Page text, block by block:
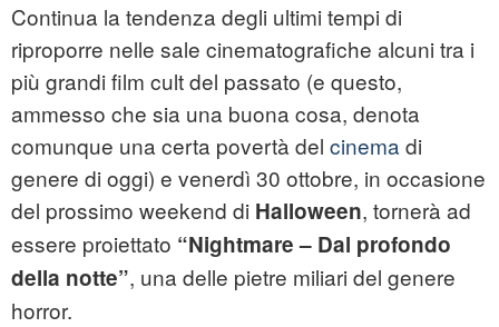
Continua la tendenza degli ultimi tempi di
riproporre nelle sale cinematografiche alcuni tra i
più grandi film cult del passato (e questo,
ammesso che sia una buona cosa, denota
comunque una certa povertà del cinema di
genere di oggi) e venerdì 30 ottobre, in occasione
del prossimo weekend di Halloween, tornerà ad
essere proiettato “Nightmare – Dal profondo
della notte”, una delle pietre miliari del genere
horror.